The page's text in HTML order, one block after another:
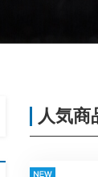
人気商